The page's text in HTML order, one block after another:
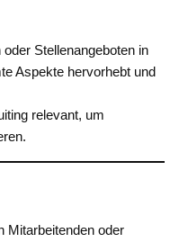
Stellenangeboten in
Aspekte hervorhebt und
relevant, um
Mitarbeitenden oder